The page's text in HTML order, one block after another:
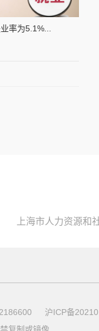
率为5.1%...
上海市人力资源和
沪ICP备
复制或镜像